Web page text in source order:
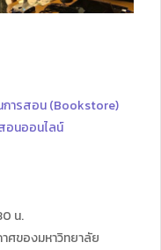
การสอน (Bookstore)
อนออนไลน์
น.
ศของมหาวิทยาลัย